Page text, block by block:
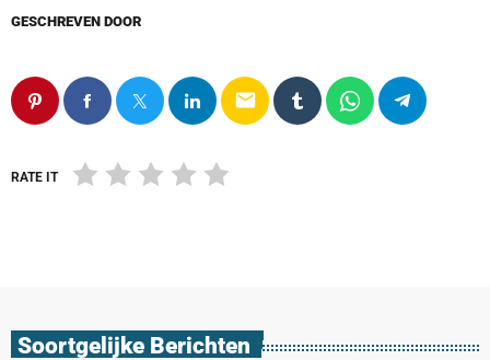
GESCHREVEN DOOR
email
RATE IT
Soortgelijke Berichten